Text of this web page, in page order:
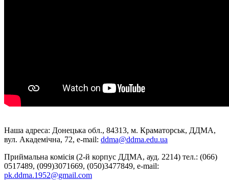
Наша адреса: Донецька обл., 84313, м. Краматорськ, ДДМА,
вул. Академічна, 72, е-mail: ddma@ddma.edu.ua
Приймальна комісія (2-й корпус ДДМА, ауд. 2214) тел.: (066)
0517489, (099)3071669, (050)3477849, e-mail:
pk.ddma.1952@gmail.com